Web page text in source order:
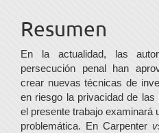
artículo
Resumen
En la actualidad, las
persecución penal han
crear nuevas técnicas de
en riesgo la privacidad de
el presente trabajo examinará
problemática. En Carpenter